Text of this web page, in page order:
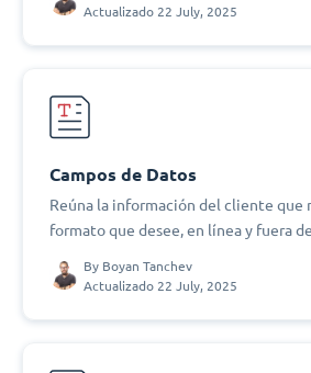
Actualizado 22 July, 2025
Campos de Datos
Reúna la información del cliente que
formato que desee, en línea y fuera
By Boyan Tanchev
Actualizado 22 July, 2025